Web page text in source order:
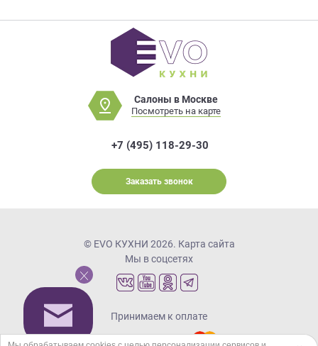
Салоны в Москве
Посмотреть на карте
+7 (495) 118-29-30
Заказать звонок
© EVO КУХНИ 2026. Карта сайта
Мы в соцсетях
Принимаем к оплате